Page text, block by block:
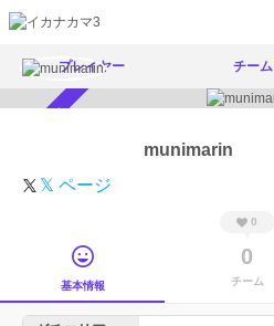
プレイヤー チーム
munimarin
𝕏 ページ
基本情報
0
0
チーム